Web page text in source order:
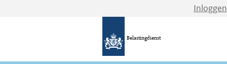
Inloggen
Belastingdienst